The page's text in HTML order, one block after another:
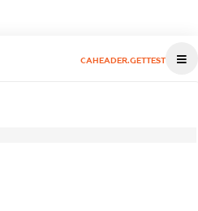
CAHEADER.GETTEST